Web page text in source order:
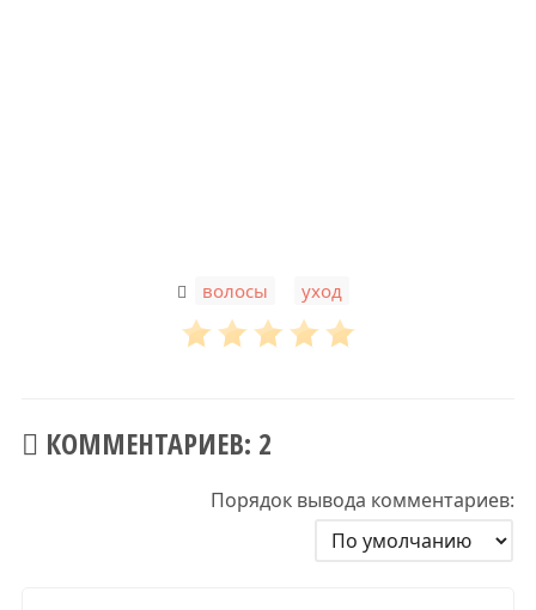
волосы уход
КОММЕНТАРИЕВ: 2
Порядок вывода комментариев: